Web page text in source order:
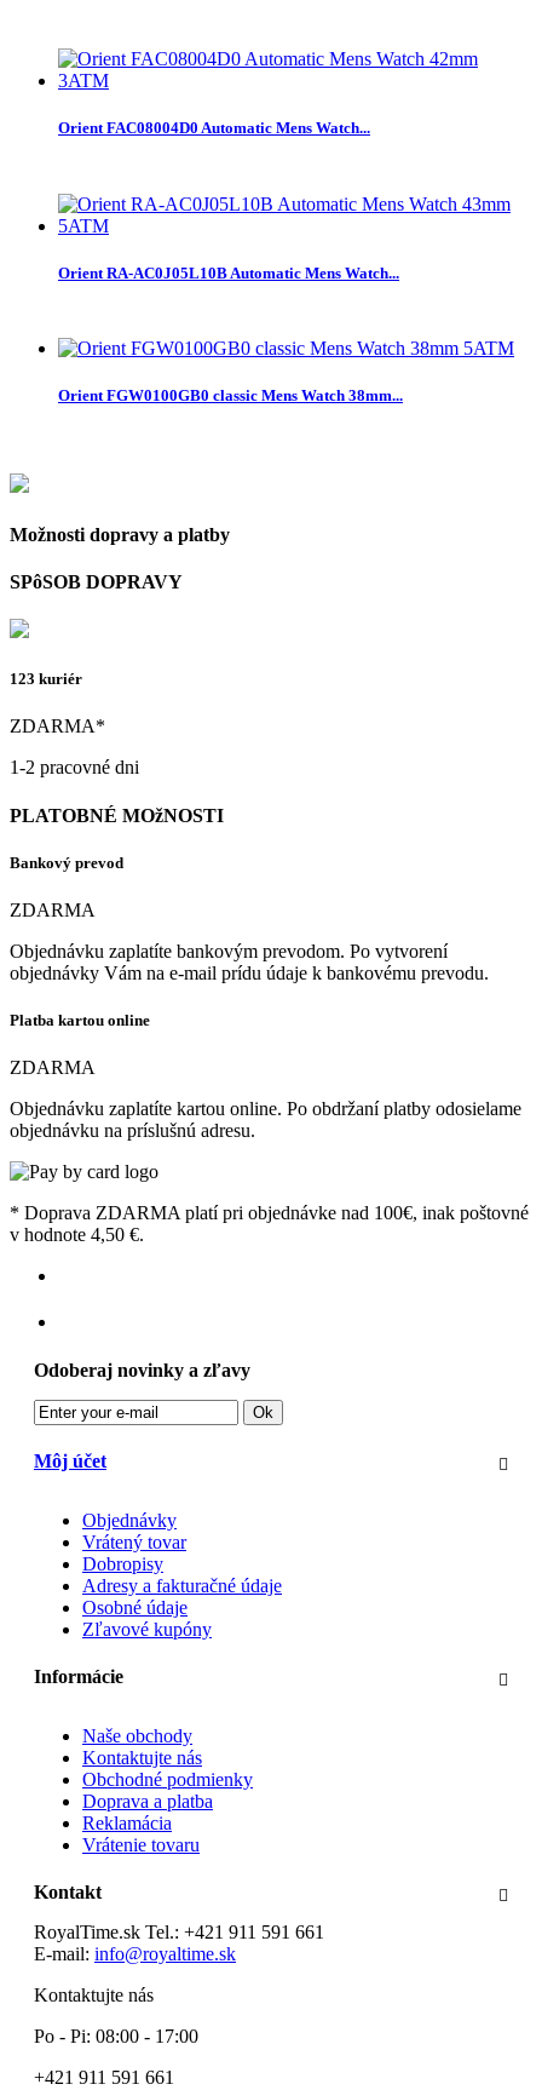
Orient FAC08004D0 Automatic Mens Watch...
Orient RA-AC0J05L10B Automatic Mens Watch...
Orient FGW0100GB0 classic Mens Watch 38mm...
Možnosti dopravy a platby
SPôSOB DOPRAVY
123 kuriér
ZDARMA*
1-2 pracovné dni
PLATOBNÉ MOžNOSTI
Bankový prevod
ZDARMA
Objednávku zaplatíte bankovým prevodom. Po vytvorení
objednávky Vám na e-mail prídu údaje k bankovému prevodu.
Platba kartou online
ZDARMA
Objednávku zaplatíte kartou online. Po obdržaní platby odosielame
objednávku na príslušnú adresu.
* Doprava ZDARMA platí pri objednávke nad 100€, inak poštovné
v hodnote 4,50 €.
Odoberaj novinky a zľavy
Ok
Môj účet
Objednávky
Vrátený tovar
Dobropisy
Adresy a fakturačné údaje
Osobné údaje
Zľavové kupóny
Informácie
Naše obchody
Kontaktujte nás
Obchodné podmienky
Doprava a platba
Reklamácia
Vrátenie tovaru
Kontakt
RoyalTime.sk Tel.: +421 911 591 661
E-mail: info@royaltime.sk
Kontaktujte nás
Po - Pi: 08:00 - 17:00
+421 911 591 661